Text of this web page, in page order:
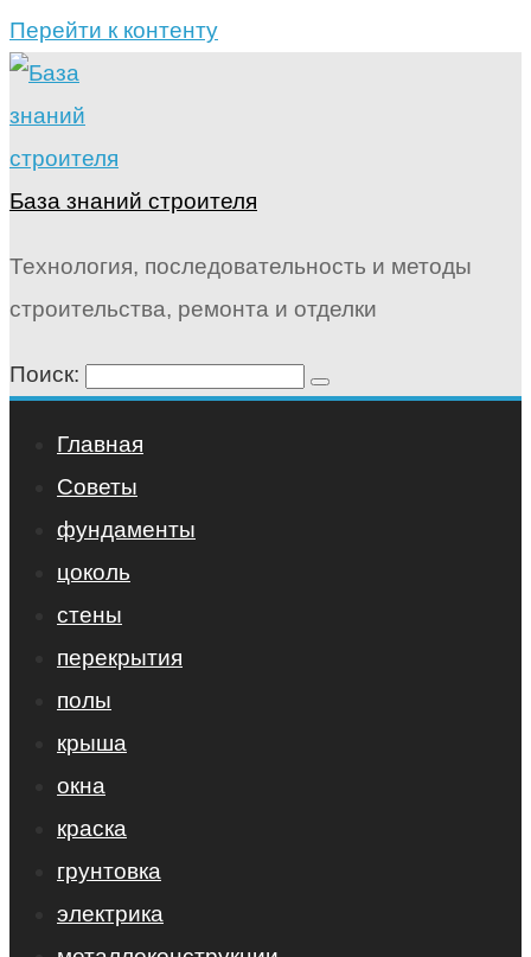
Перейти к контенту
База знаний строителя
Технология, последовательность и методы
строительства, ремонта и отделки
Поиск:
Главная
Советы
фундаменты
цоколь
стены
перекрытия
полы
крыша
окна
краска
грунтовка
электрика